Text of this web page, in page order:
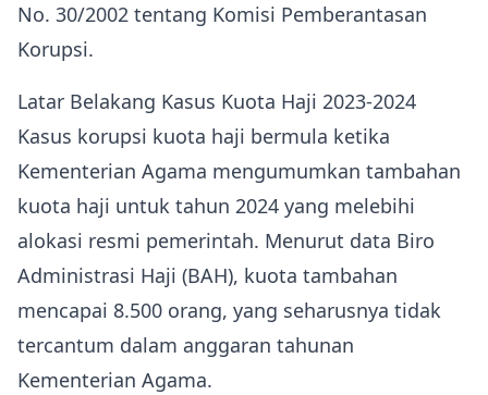
No. 30/2002 tentang Komisi Pemberantasan
Korupsi.
Latar Belakang Kasus Kuota Haji 2023-2024
Kasus korupsi kuota haji bermula ketika
Kementerian Agama mengumumkan tambahan
kuota haji untuk tahun 2024 yang melebihi
alokasi resmi pemerintah. Menurut data Biro
Administrasi Haji (BAH), kuota tambahan
mencapai 8.500 orang, yang seharusnya tidak
tercantum dalam anggaran tahunan
Kementerian Agama.